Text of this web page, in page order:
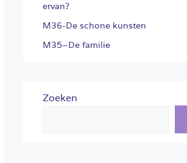
ervan?
M36-De schone kunsten
M35–De familie
Zoeken